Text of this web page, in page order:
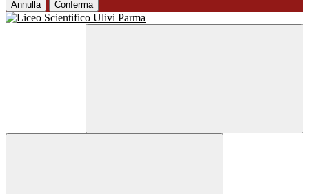
Annulla Conferma